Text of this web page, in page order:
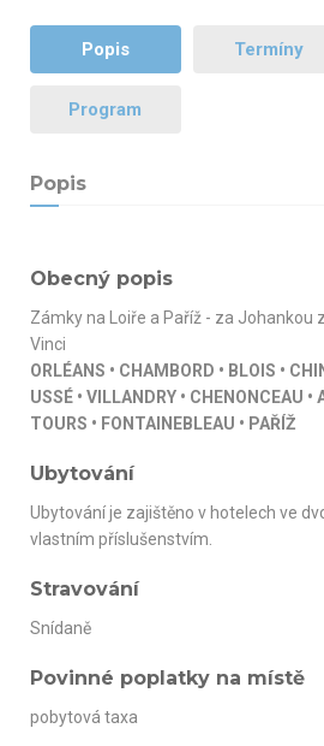
Popis Termíny
Program
Popis
Obecný popis
Zámky na Loiře a Paříž - za Johankou
Vinci
ORLÉANS • CHAMBORD • BLOIS •
USSÉ • VILLANDRY • CHENONCEAU •
TOURS • FONTAINEBLEAU • PAŘÍŽ
Ubytování
Ubytování je zajištěno v hotelech ve
vlastním příslušenstvím.
Stravování
Snídaně
Povinné poplatky na místě
pobytová taxa